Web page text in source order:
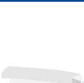
ltd.-电